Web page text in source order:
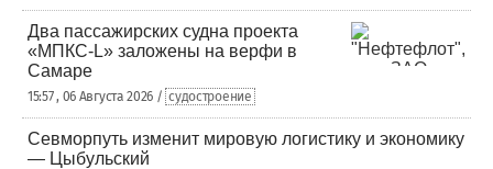
Два пассажирских судна проекта
«МПКС-L» заложены на верфи в
Самаре
15:57 , 06 Августа 2026 / судостроение
Севморпуть изменит мировую логистику и экономику
— Цыбульский